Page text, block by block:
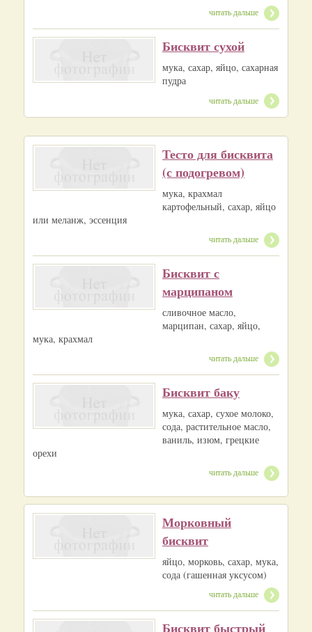
читать дальше
Бисквит сухой
мука, сахар, яйцо, сахарная
пудра
читать дальше
Тесто для бисквита
(с подогревом)
мука, крахмал
картофельный, сахар, яйцо
или меланж, эссенция
читать дальше
Бисквит с
марципаном
сливочное масло,
марципан, сахар, яйцо,
мука, крахмал
читать дальше
Бисквит баку
мука, сахар, сухое молоко,
сода, растительное масло,
ваниль, изюм, грецкие
орехи
читать дальше
Морковный
бисквит
яйцо, морковь, сахар, мука,
сода (гашенная уксусом)
читать дальше
Бисквит быстрый